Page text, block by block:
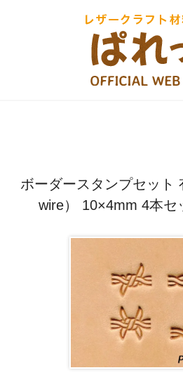
ボーダースタンプセット
wire） 10×4mm 4本セ